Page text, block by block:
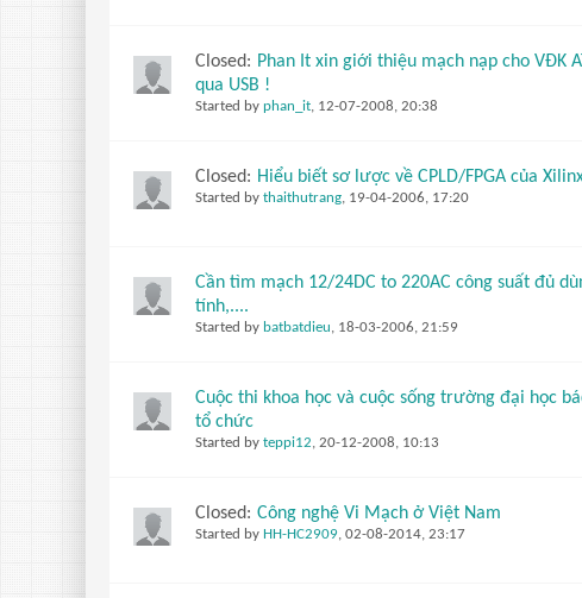
Closed: Phan It xin giới thiệu mạch nạp cho VĐK
qua USB !
Started by phan_it, 12-07-2008, 20:38
Closed: Hiểu biết sơ lược về CPLD/FPGA của
Started by thaithutrang, 19-04-2006, 17:20
Cần tìm mạch 12/24DC to 220AC công suất đủ
tính,....
Started by batbatdieu, 18-03-2006, 21:59
Cuộc thi khoa học và cuộc sống trường đại học
tổ chức
Started by teppi12, 20-12-2008, 10:13
Closed: Công nghệ Vi Mạch ở Việt Nam
Started by HH-HC2909, 02-08-2014, 23:17